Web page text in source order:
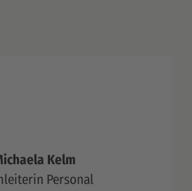
Kelm
Personal